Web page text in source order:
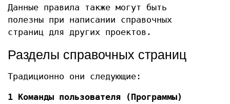
Данные правила также могут быть
полезны при написании справочных
страниц для других проектов.
Разделы справочных страниц
Традиционно они следующие:
1 Команды пользователя (Программы)